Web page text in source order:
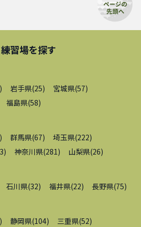
習場を探す
) 岩手県(25) 宮城県(57)
福島県(58)
) 群馬県(67) 埼玉県(222)
) 神奈川県(281) 山梨県(26)
石川県(32) 福井県(22) 長野県(75)
) 静岡県(104) 三重県(52)